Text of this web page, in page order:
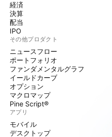
経済
決算
配当
IPO
その他プロダクト
ニュースフロー
ポートフォリオ
ファンダメンタルグラフ
イールドカーブ
オプション
マクロマップ
Pine Script®
アプリ
モバイル
デスクトップ